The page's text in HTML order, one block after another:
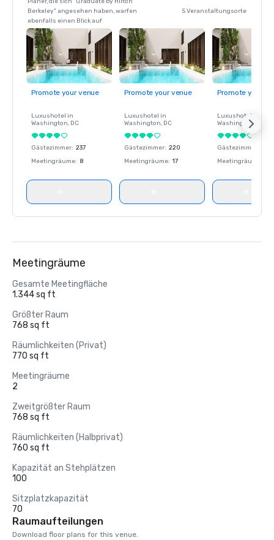
Berkeley" angesehen haben, warfen
ebenfalls einen Blick auf
5 Veranstaltungsorte
Promote your venue
Luxushotel in
Washington, DC
Gästezimmer: 237
Meetingräume: 8
Promote your venue
Luxushotel in
Washington, DC
Gästezimmer: 220
Meetingräume: 17
Promote your
Luxushotel in
Washington
Gästezimmer
Meetingräume
Meetingräume
Gesamte Meetingfläche
1.344 sq ft
Größter Raum
768 sq ft
Räumlichkeiten (Privat)
770 sq ft
Meetingräume
2
Zweitgrößter Raum
768 sq ft
Räumlichkeiten (Halbprivat)
760 sq ft
Kapazität an Stehplätzen
100
Sitzplatzkapazität
70
Raumaufteilungen
Download floor plans for this venue.